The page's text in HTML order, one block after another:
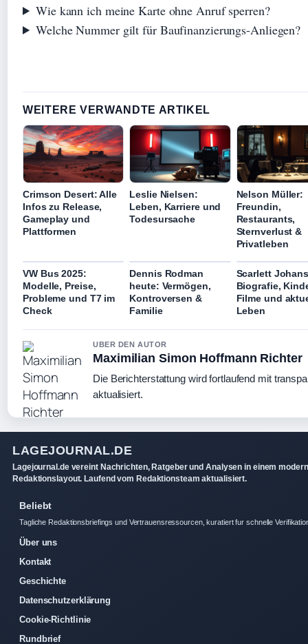
Wie kann ich meine Karte ohne Anruf sperren?
Welche Nummer gilt für Baufinanzierungs-Anliegen?
WEITERE VERWANDTE ARTIKEL
Crimson Desert: Alle
Infos zu Release,
Gameplay und
Plattformen
Leslie Nielsen:
Leben, Karriere und
Todesursache
Nelson Müller:
Freundin,
Restaurants,
Sternverlust &
Privatleben
VW Bus 2025:
Modelle, Preise,
Probleme und T7 im
Check
Dennis Rodman
heute: Vermögen,
Kontroversen &
Familie
Scarlett
Biografie,
Filme und
Leben
UBER DEN AUTOR
Maximilian Simon Hoffmann Richter
Die Berichterstattung wird fortlaufend mit
aktualisiert.
LAGEJOURNAL.DE
Lagejournal.de vereint Nachrichten, Ratgeber und Analysen in einem
Redaktionslayout. Laufend vom Redaktionsteam aktualisiert.
Beliebt
Tagliche Redaktionsbriefings und Vertrauensressourcen, kuratiert fur schnelle
Über uns
Kontakt
Geschichte
Datenschutzerklärung
Cookie-Richtlinie
Rundbrief